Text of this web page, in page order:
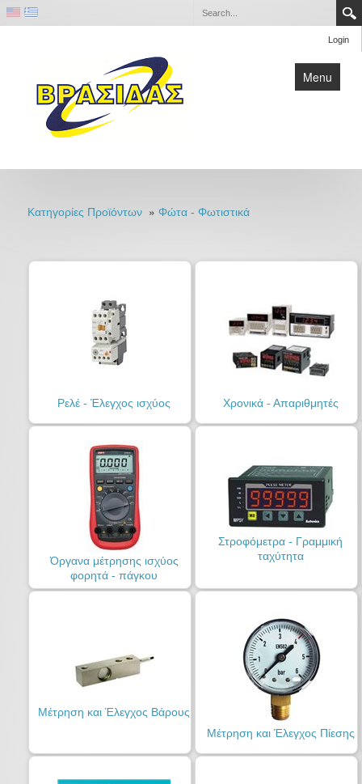
Login
Menu
Home
Κατηγορίες Προϊόντων »Φώτα - Φωτιστικά
Ρελέ - Έλεγχος ισχύος Χρονικά - Απαριθμητές
Όργανα μέτρησης ισχύος
φορητά - πάγκου
Στροφόμετρα - Γραμμική
ταχύτητα
Μέτρηση και Έλεγχος Βάρους
Μέτρηση και Έλεγχος Πίεσης